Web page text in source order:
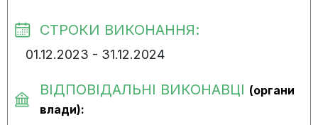
СТРОКИ ВИКОНАННЯ:
01.12.2023 - 31.12.2024
ВІДПОВІДАЛЬНІ ВИКОНАВЦІ (органи
влади):